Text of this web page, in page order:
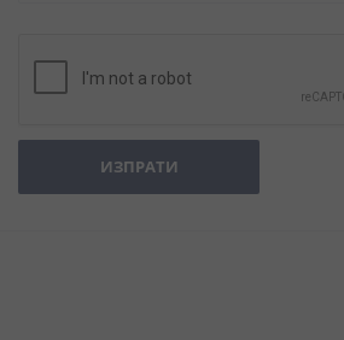
ИЗПРАТИ